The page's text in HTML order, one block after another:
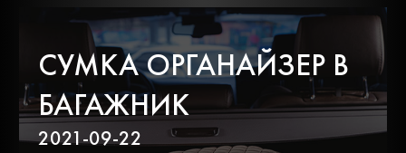
Datsun Dodge
Dongfeng Faw
СУМКА ОРГАНАЙЗЕР В
БАГАЖНИК
2021-09-22